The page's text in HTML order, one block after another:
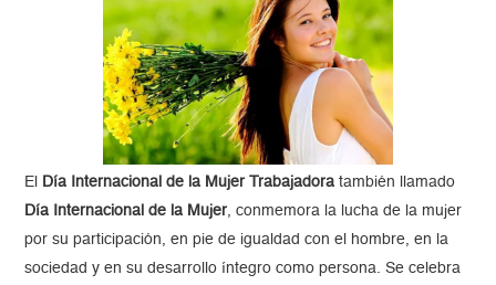
El Día Internacional de la Mujer Trabajadora también llamado
Día Internacional de la Mujer, conmemora la lucha de la mujer
por su participación, en pie de igualdad con el hombre, en la
sociedad y en su desarrollo íntegro como persona. Se celebra